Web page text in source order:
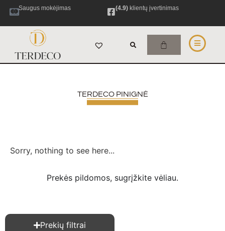
Saugus mokėjimas (4.9)klientų įvertinimas
TERDECO PINIGNĖ
Sorry, nothing to see here...
Prekės pildomos, sugrįžkite vėliau.
Prekių filtrai